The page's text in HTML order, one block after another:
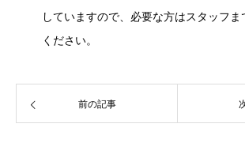
していますので、必要な方はスタッフま
ください。
前の記事